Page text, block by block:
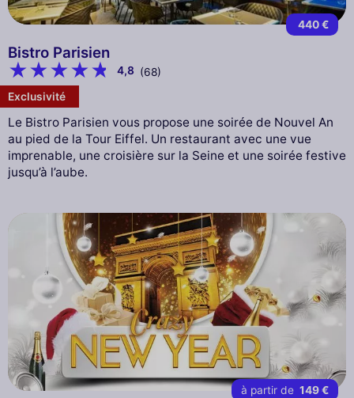
440 €
Bistro Parisien
4,8 (68)
Exclusivité
Le Bistro Parisien vous propose une soirée de Nouvel An
au pied de la Tour Eiffel. Un restaurant avec une vue
imprenable, une croisière sur la Seine et une soirée festive
jusqu’à l’aube.
à partir de 149 €